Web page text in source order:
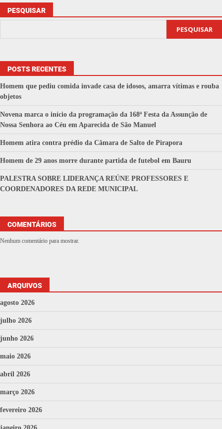
PESQUISAR
PESQUISAR
POSTS RECENTES
Homem que pediu comida invade casa de idosos, amarra vítimas e rouba
objetos
Novena marca o início da programação da 168ª Festa da Assunção de
Nossa Senhora ao Céu em Aparecida de São Manuel
Homem atira contra prédio da Câmara de Salto de Pirapora
Homem de 29 anos morre durante partida de futebol em Bauru
PALESTRA SOBRE LIDERANÇA REÚNE PROFESSORES E
COORDENADORES DA REDE MUNICIPAL
COMENTÁRIOS
Nenhum comentário para mostrar.
ARQUIVOS
agosto 2026
julho 2026
junho 2026
maio 2026
abril 2026
março 2026
fevereiro 2026